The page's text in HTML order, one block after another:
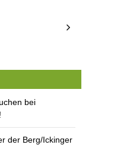
bei
der Berg/Ickinger